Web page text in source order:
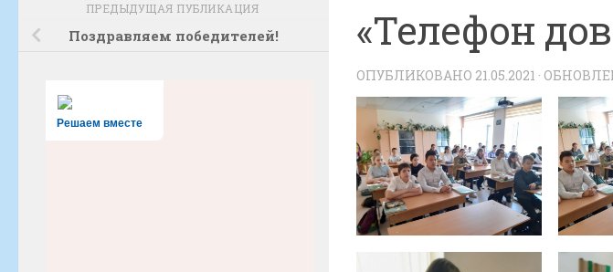
«Телефон
ОПУБЛИКОВАНО 21.05.2021 ·
ПРЕДЫДУЩАЯ ПУБЛИКАЦИЯ
Поздравляем победителей!
Решаем вместе